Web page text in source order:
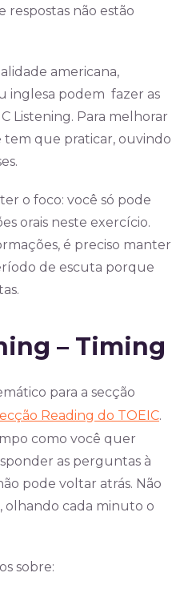
respostas não estão
americana,
inglesa podem fazer as
Listening. Para melhorar
tem que praticar, ouvindo
o foco: você só pode
orais neste exercício.
é preciso manter
de escuta porque
– Timing
para a secção
Reading do TOEIC.
como você quer
as perguntas à
pode voltar atrás. Não
olhando cada minuto o
sobre: